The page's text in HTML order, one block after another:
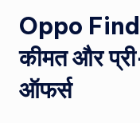
W
o
rl
Oppo Find
कीमत और
ऑफर्स